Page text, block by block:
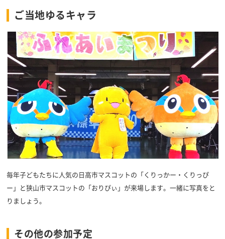
ご当地ゆるキャラ
毎年子どもたちに人気の日高市マスコットの「くりっかー・くりっぴ
ー」と狭山市マスコットの「おりぴぃ」が来場します。一緒に写真をと
りましょう。
その他の参加予定